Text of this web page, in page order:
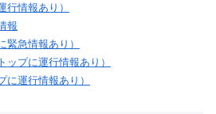
行情報あり）
報
緊急情報あり）
ップに運行情報あり）
に運行情報あり）